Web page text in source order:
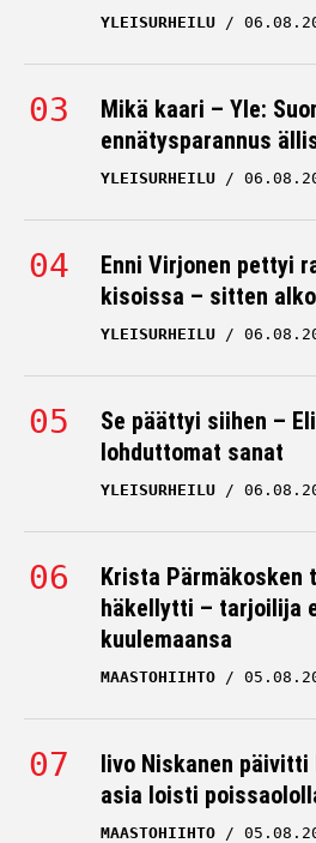
YLEISURHEILU
Mikä kaari – Yle:
ennätysparannus
YLEISURHEILU
Enni Virjonen pettyi
kisoissa – sitten
YLEISURHEILU
Se päättyi siihen –
lohduttomat sanat
YLEISURHEILU
Krista Pärmäkosken
häkellytti – tarjoilija
kuulemaansa
MAASTOHIIHTO
Iivo Niskanen
asia loisti
MAASTOHIIHTO